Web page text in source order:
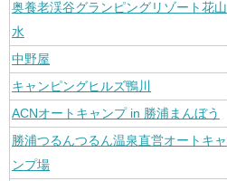
奥養老渓谷グランピングリゾート花山
水
中野屋
キャンピングヒルズ鴨川
ACNオートキャンプ in 勝浦まんぼう
勝浦つるんつるん温泉直営オートキャ
ンプ場